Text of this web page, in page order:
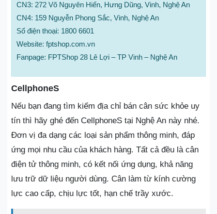
CN3: 272 Võ Nguyên Hiến, Hưng Dũng, Vinh, Nghệ An
CN4: 159 Nguyễn Phong Sắc, Vinh, Nghệ An
Số điện thoại: 1800 6601
Website: fptshop.com.vn
Fanpage: FPTShop 28 Lê Lợi – TP Vinh – Nghệ An
CellphoneS
Nếu bạn đang tìm kiếm địa chỉ bán cân sức khỏe uy
tín thì hãy ghé đến CellphoneS tại Nghệ An này nhé.
Đơn vị đa dạng các loại sản phẩm thông minh, đáp
ứng mọi nhu cầu của khách hàng. Tất cả đều là cân
điện tử thông minh, có kết nối ứng dụng, khả năng
lưu trữ dữ liệu người dùng. Cân làm từ kính cường
lực cao cấp, chịu lực tốt, hạn chế trầy xước.